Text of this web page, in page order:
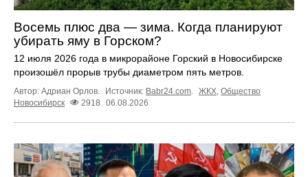
Восемь плюс два — зима. Когда планируют
убирать яму в Горском?
12 июля 2026 года в микрорайоне Горский в Новосибирске
произошёл прорыв трубы диаметром пять метров.
Автор: Адриан Орлов. Источник: Babr24.com ЖКХ Общество
Новосибирск
2918 06.08.2026